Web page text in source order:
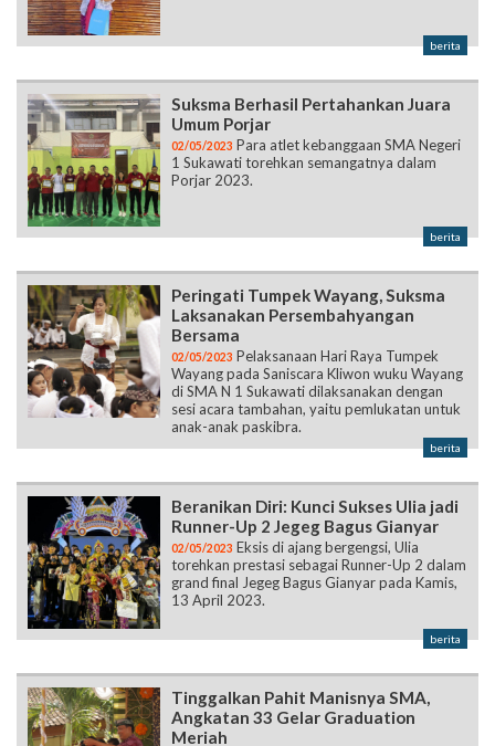
berita
Suksma Berhasil Pertahankan Juara
Umum Porjar
02/05/2023 Para atlet kebanggaan SMA Negeri
1 Sukawati torehkan semangatnya dalam
Porjar 2023.
berita
Peringati Tumpek Wayang, Suksma
Laksanakan Persembahyangan
Bersama
02/05/2023 Pelaksanaan Hari Raya Tumpek
Wayang pada Saniscara Kliwon wuku Wayang
di SMA N 1 Sukawati dilaksanakan dengan
sesi acara tambahan, yaitu pemlukatan untuk
anak-anak paskibra.
berita
Beranikan Diri: Kunci Sukses Ulia jadi
Runner-Up 2 Jegeg Bagus Gianyar
02/05/2023 Eksis di ajang bergengsi, Ulia
torehkan prestasi sebagai Runner-Up 2 dalam
grand final Jegeg Bagus Gianyar pada Kamis,
13 April 2023.
berita
Tinggalkan Pahit Manisnya SMA,
Angkatan 33 Gelar Graduation
Meriah